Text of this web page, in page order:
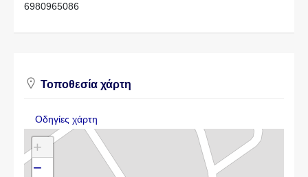
6980965086
Τοποθεσία χάρτη
Οδηγίες χάρτη
+
−